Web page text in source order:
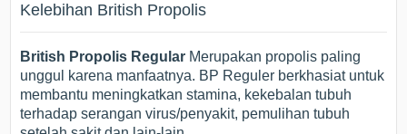
Kelebihan British Propolis
British Propolis Regular Merupakan propolis paling
unggul karena manfaatnya. BP Reguler berkhasiat untuk
membantu meningkatkan stamina, kekebalan tubuh
terhadap serangan virus/penyakit, pemulihan tubuh